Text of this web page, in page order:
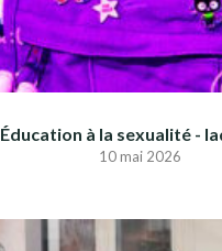
Éducation à la sexualité -
10 mai 2026